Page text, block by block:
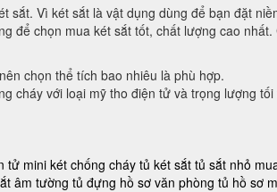
sắt. Vì két sắt là vật dụng dùng để bạn đặt
để chọn mua két sắt tốt, chất lượng cao nhất.
chọn thể tích bao nhiêu là phù hợp.
cháy với loại mỹ tho điện tử và trọng lượng
tử mini két chống cháy tủ két sắt tủ sắt nhỏ
âm tường tủ đựng hồ sơ văn phòng tủ hồ sơ